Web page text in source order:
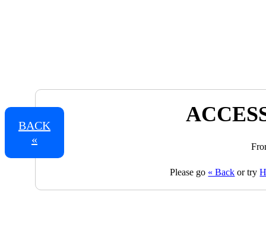
BACK
«
Please go « Back or try